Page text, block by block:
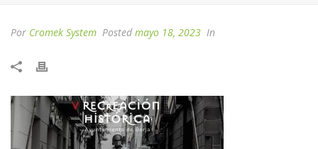
Por Cromek System Posted mayo 18, 2023 In